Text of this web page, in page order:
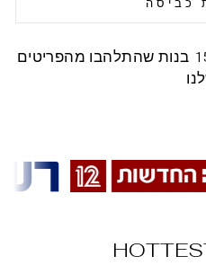
כביסה
הצטרפי אלינו ולמעל 15,000 בנות שהתלהבו מהפריטים